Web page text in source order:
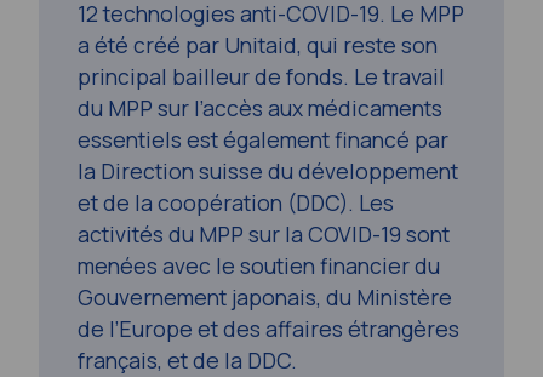
12 technologies anti-COVID-19. Le MPP
a été créé par Unitaid, qui reste son
principal bailleur de fonds. Le travail
du MPP sur l’accès aux médicaments
essentiels est également financé par
la Direction suisse du développement
et de la coopération (DDC). Les
activités du MPP sur la COVID-19 sont
menées avec le soutien financier du
Gouvernement japonais, du Ministère
de l’Europe et des affaires étrangères
français, et de la DDC.